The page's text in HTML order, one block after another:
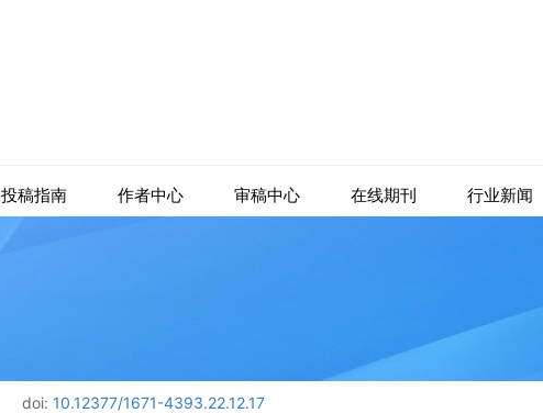
投稿指南 作者中心 审稿中心 在线期刊 行业新闻
doi: 10.12377/1671-4393.22.12.17